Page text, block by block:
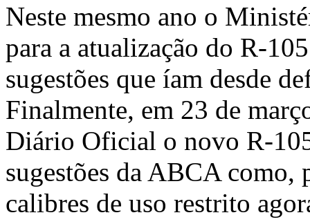
Neste mesmo ano o
para a atualização do R-
sugestões que íam desde
Finalmente, em 23 de
Diário Oficial o novo R-
sugestões da ABCA como,
calibres de uso restrito